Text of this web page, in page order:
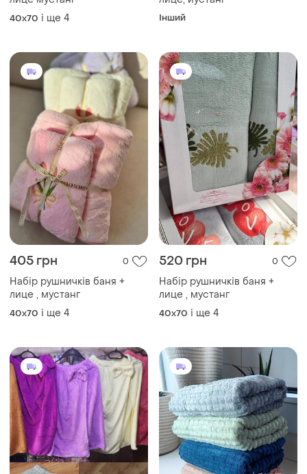
40x70 і ще 4 Інший
405 грн 0
Набір рушничків баня +
лице , мустанг
40x70 і ще 4
520 грн 0
Набір рушничків баня +
лице , мустанг
40x70 і ще 4